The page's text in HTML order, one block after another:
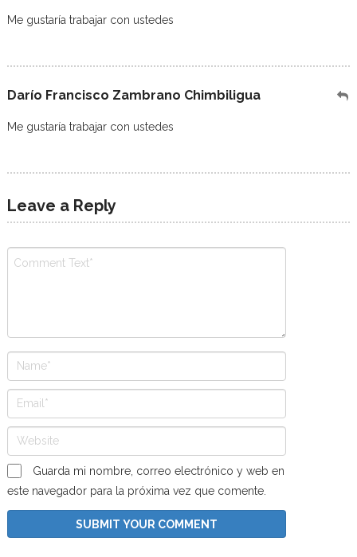
Me gustaría trabajar con ustedes
Darío Francisco Zambrano Chimbiligua
Me gustaría trabajar con ustedes
Leave a Reply
Guarda mi nombre, correo electrónico y web en
este navegador para la próxima vez que comente.